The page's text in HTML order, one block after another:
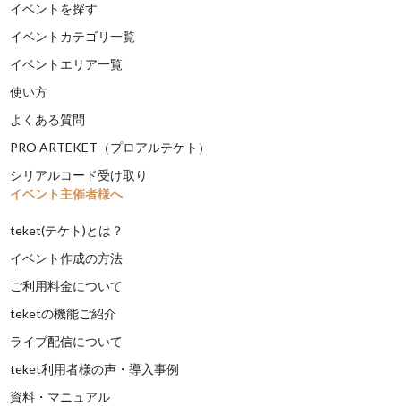
イベントを探す
イベントカテゴリ一覧
イベントエリア一覧
使い方
よくある質問
PRO ARTEKET（プロアルテケト）
シリアルコード受け取り
イベント主催者様へ
teket(テケト)とは？
イベント作成の方法
ご利用料金について
teketの機能ご紹介
ライブ配信について
teket利用者様の声・導入事例
資料・マニュアル